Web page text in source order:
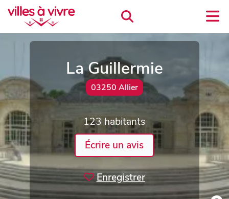
La Guillermie
03250 Allier
123 habitants
Écrire un avis
Enregistrer